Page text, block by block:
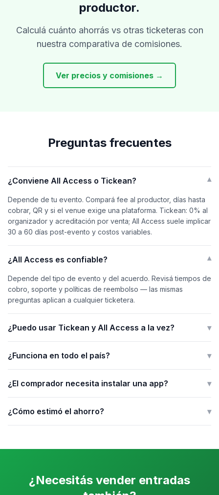
productor.
Calculá cuánto ahorrás vs otras ticketeras con
nuestra comparativa de comisiones.
Ver precios y comisiones →
Preguntas frecuentes
¿Conviene All Access o Tickean? ▾
Depende de tu evento. Compará fee al productor, días hasta
cobrar, QR y si el venue exige una plataforma. Tickean: 0% al
organizador y acreditación por venta; All Access suele implicar
30 a 60 días post-evento y costos variables.
¿All Access es confiable? ▾
Depende del tipo de evento y del acuerdo. Revisá tiempos de
cobro, soporte y políticas de reembolso — las mismas
preguntas aplican a cualquier ticketera.
¿Puedo usar Tickean y All Access a la vez? ▾
¿Funciona en todo el país? ▾
¿El comprador necesita instalar una app? ▾
¿Cómo estimó el ahorro? ▾
¿Necesitás vender entradas